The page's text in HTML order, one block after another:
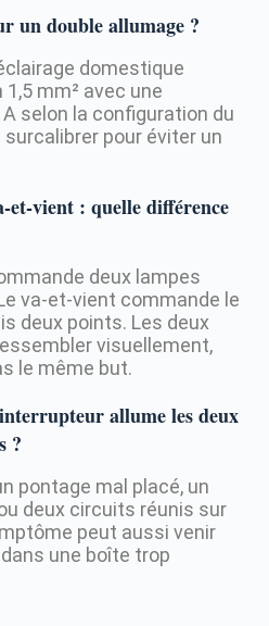
un double allumage ?
domestique
mm² avec une
selon la configuration du
pour éviter un
et-vient : quelle différence
deux lampes
va-et-vient commande le
deux points. Les deux
visuellement,
le même but.
allume les deux
?
pontage mal placé, un
deux circuits réunis sur
peut aussi venir
une boîte trop